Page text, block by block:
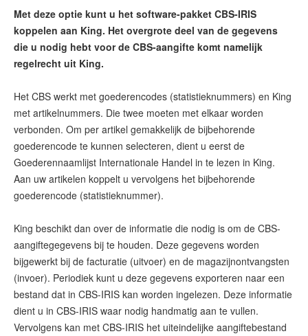
Met deze optie kunt u het software-pakket CBS-IRIS
koppelen aan King. Het overgrote deel van de gegevens
die u nodig hebt voor de CBS-aangifte komt namelijk
regelrecht uit King.
Het CBS werkt met goederencodes (statistieknummers) en King
met artikelnummers. Die twee moeten met elkaar worden
verbonden. Om per artikel gemakkelijk de bijbehorende
goederencode te kunnen selecteren, dient u eerst de
Goederennaamlijst Internationale Handel in te lezen in King.
Aan uw artikelen koppelt u vervolgens het bijbehorende
goederencode (statistieknummer).
King beschikt dan over de informatie die nodig is om de CBS-
aangiftegegevens bij te houden. Deze gegevens worden
bijgewerkt bij de facturatie (uitvoer) en de magazijnontvangsten
(invoer). Periodiek kunt u deze gegevens exporteren naar een
bestand dat in CBS-IRIS kan worden ingelezen. Deze informatie
dient u in CBS-IRIS waar nodig handmatig aan te vullen.
Vervolgens kan met CBS-IRIS het uiteindelijke aangiftebestand